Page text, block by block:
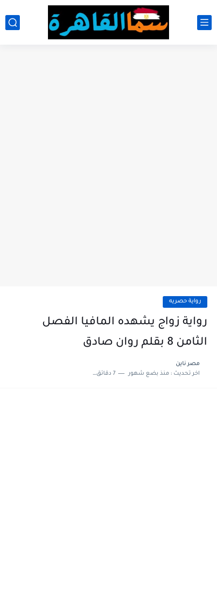
رواية حصريه
رواية زواج يشهده المافيا الفصل
الثامن 8 بقلم روان صادق
مصر ناين
اخر تحديث :منذ بضع شهور 7 دقائق للقراءة